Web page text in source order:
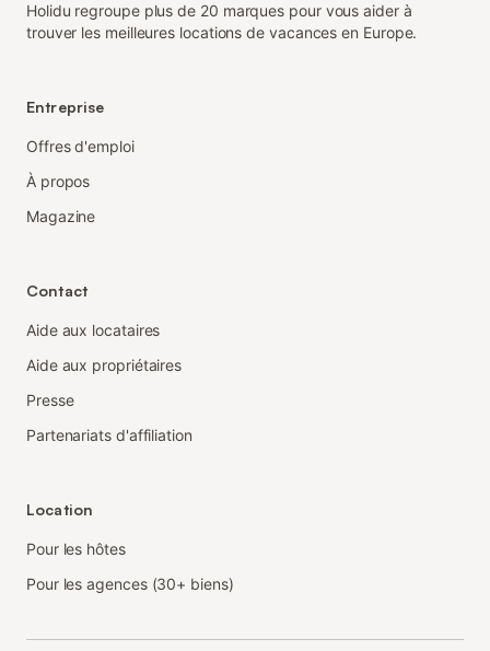
Holidu regroupe plus de 20 marques pour vous aider à
trouver les meilleures locations de vacances en Europe.
Entreprise
Offres d'emploi
À propos
Magazine
Contact
Aide aux locataires
Aide aux propriétaires
Presse
Partenariats d'affiliation
Location
Pour les hôtes
Pour les agences (30+ biens)